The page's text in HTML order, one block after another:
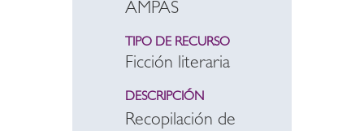
AMPAS
TIPO DE RECURSO
Ficción literaria
DESCRIPCIÓN
Recopilación de